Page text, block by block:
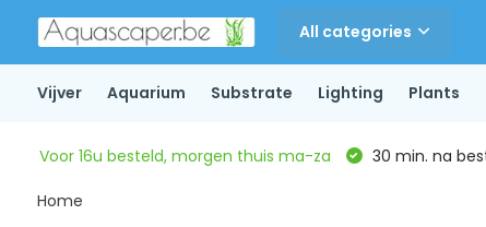
All categories
Vijver Aquarium Substrate Lighting Plants
Voor 16u besteld, morgen thuis ma-za 30 min. na
Home